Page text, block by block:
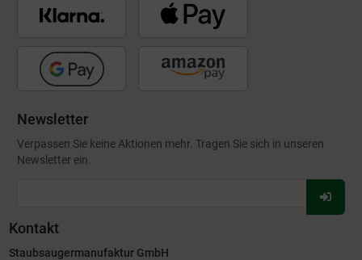
Newsletter
Verpassen Sie keine Aktionen mehr. Tragen Sie sich in unseren
Newsletter ein.
Für
Kontakt
Staubsaugermanufaktur GmbH